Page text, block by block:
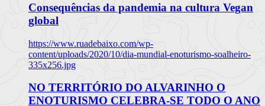
Consequências da pandemia na cultura Vegan
global
https://www.ruadebaixo.com/wp-
content/uploads/2020/10/dia-mundial-enoturismo-soalheiro-
335x256.jpg
NO TERRITÓRIO DO ALVARINHO O
ENOTURISMO CELEBRA-SE TODO O ANO